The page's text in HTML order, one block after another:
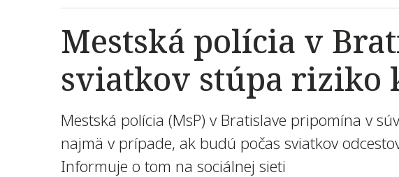
Mestská polícia v
sviatkov stúpa riziko
Mestská polícia (MsP) v Bratislave pripomína v
najmä v prípade, ak budú počas sviatkov
Informuje o tom na sociálnej sieti